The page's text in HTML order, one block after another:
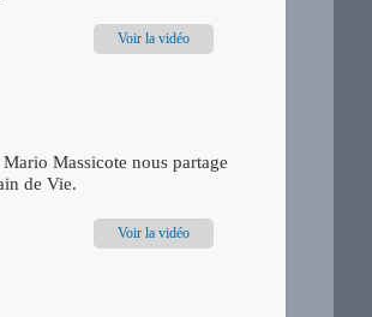
Voir la vidéo
Massicote nous partage
de Vie.
Voir la vidéo